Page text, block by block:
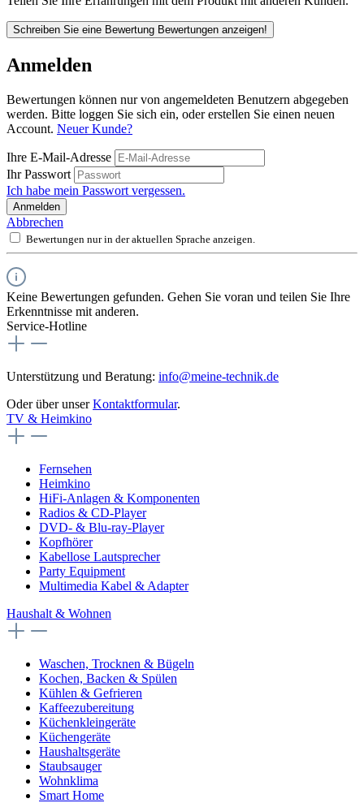
Schreiben Sie eine Bewertung Bewertungen anzeigen!
Anmelden
Bewertungen können nur von angemeldeten Benutzern abgegeben
werden. Bitte loggen Sie sich ein, oder erstellen Sie einen neuen
Account. Neuer Kunde?
Ihre E-Mail-Adresse
Ihr Passwort
Ich habe mein Passwort vergessen.
Anmelden
Abbrechen
Bewertungen nur in der aktuellen Sprache anzeigen.
Keine Bewertungen gefunden. Gehen Sie voran und teilen Sie Ihre
Erkenntnisse mit anderen.
Service-Hotline
Unterstützung und Beratung: info@meine-technik.de
Oder über unserKontaktformular.
TV & Heimkino
Fernsehen
Heimkino
HiFi-Anlagen & Komponenten
Radios & CD-Player
DVD- & Blu-ray-Player
Kopfhörer
Kabellose Lautsprecher
Party Equipment
Multimedia Kabel & Adapter
Haushalt & Wohnen
Waschen, Trocknen & Bügeln
Kochen, Backen & Spülen
Kühlen & Gefrieren
Kaffeezubereitung
Küchenkleingeräte
Küchengeräte
Haushaltsgeräte
Staubsauger
Wohnklima
Smart Home